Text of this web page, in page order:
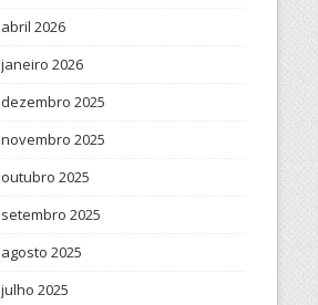
abril 2026
janeiro 2026
dezembro 2025
novembro 2025
outubro 2025
setembro 2025
agosto 2025
julho 2025